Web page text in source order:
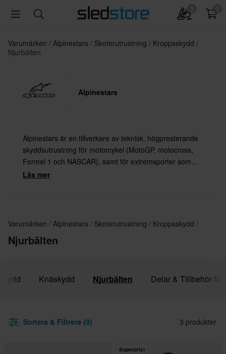
Varumärken Alpinestars Skoterutrustning
Kroppsskydd
Njurbälten
Alpinestars
Alpinestars är en tillverkare av teknisk, högpresterande
skyddsutrustning för motorcykel (MotoGP, motocross,
Formel 1 och NASCAR), samt för extremsporter som
mountainbike och surfing.
Läs mer
Varumärken Alpinestars Skoterutrustning Kroppsskydd
Njurbälten
Knäskydd Njurbälten Delar & Tillbehör för
Sortera & Filtrera (0) 3 produkter
Superpris!